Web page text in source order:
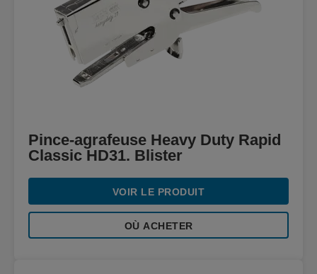
Pince-agrafeuse Heavy Duty Rapid
Classic HD31. Blister
VOIR LE PRODUIT
OÙ ACHETER